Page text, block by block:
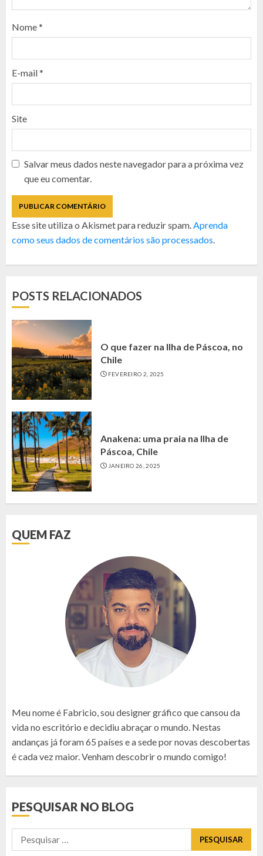
Nome*
E-mail*
Site
Salvar meus dados neste navegador para a próxima vez
que eu comentar.
Esse site utiliza o Akismet para reduzir spam. Aprenda
como seus dados de comentários são processados
POSTS RELACIONADOS
O que fazer na Ilha de Páscoa, no
Chile
FEVEREIRO 2, 2025
Anakena: uma praia na Ilha de
Páscoa, Chile
JANEIRO 26, 2025
QUEM FAZ
Meu nome é Fabricio, sou designer gráfico que cansou da
vida no escritório e decidiu abraçar o mundo. Nestas
andanças já foram 65 países e a sede por novas descobertas
é cada vez maior. Venham descobrir o mundo comigo!
PESQUISAR NO BLOG
Pesquisar
por: